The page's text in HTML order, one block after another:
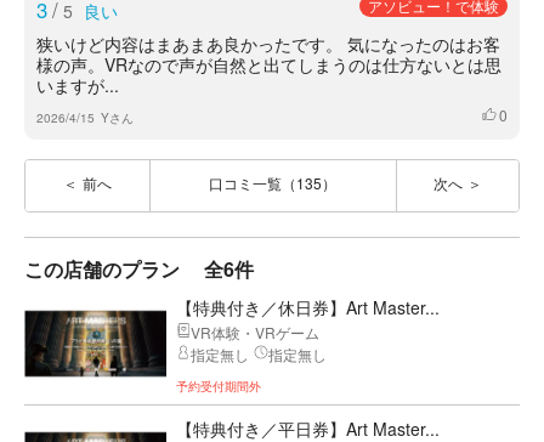
3/ 5 良い アソビュー！で体験
狭いけど内容はまあまあ良かったです。 気になったのはお客
様の声。VRなので声が自然と出てしまうのは仕方ないとは思
いますが...
2026/4/15 Yさん いいね
0
前へ 口コミ一覧（135） 次へ
この店舗のプラン 全6件
【特典付き／休日券】Art Master...
VR体験・VRゲーム
指定無し
指定無し
予約受付期間外
【特典付き／平日券】Art Master...